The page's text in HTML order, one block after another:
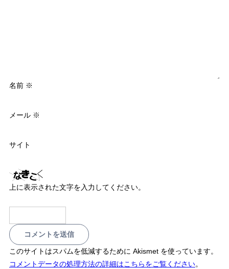
名前 ※
メール ※
サイト
上に表示された文字を入力してください。
このサイトはスパムを低減するために Akismet を使っています。
コメントデータの処理方法の詳細はこちらをご覧ください。